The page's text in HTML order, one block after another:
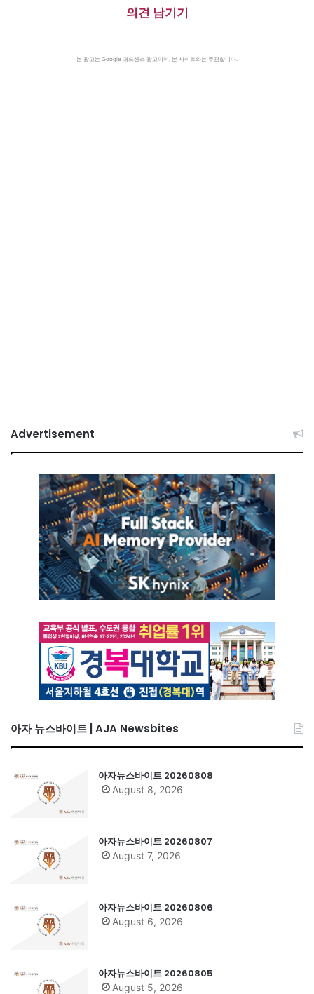
의견 남기기
본 광고는 Google 애드센스 광고이며, 본 사이트와는 무관합니다.
Advertisement
아자 뉴스바이트 | AJA Newsbites
아자뉴스바이트 20260808
August 8, 2026
아자뉴스바이트 20260807
August 7, 2026
아자뉴스바이트 20260806
August 6, 2026
아자뉴스바이트 20260805
August 5, 2026